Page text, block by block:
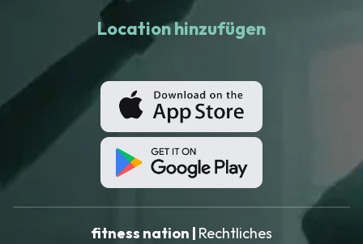
Location hinzufügen
fitness nation | Rechtliches